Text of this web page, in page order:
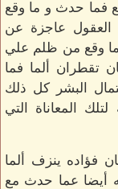
فما حدث و ما وقع
العقول عاجزة عن
لما وقع من ظلم علي
تقطران ألما فما
البشر كل ذلك
المعاناة التي
فؤاده ينزف ألما
أيضا عما حدث مع